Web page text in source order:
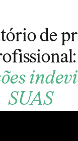
de
SUAS